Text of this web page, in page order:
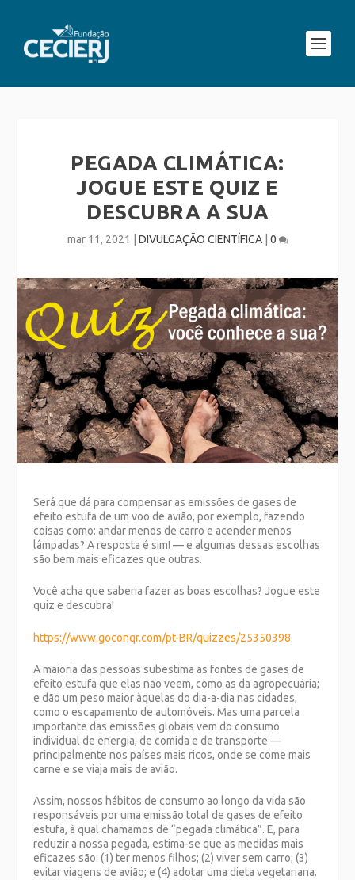
PEGADA CLIMÁTICA:
JOGUE ESTE QUIZ E
DESCUBRA A SUA
mar 11, 2021 DIVULGAÇÃO CIENTÍFICA| 0
Será que dá para compensar as emissões de gases de
efeito estufa de um voo de avião, por exemplo, fazendo
coisas como: andar menos de carro e acender menos
lâmpadas? A resposta é sim! — e algumas dessas escolhas
são bem mais eficazes que outras.
Você acha que saberia fazer as boas escolhas? Jogue este
quiz e descubra!
https://www.goconqr.com/pt-BR/quizzes/25350398
A maioria das pessoas subestima as fontes de gases de
efeito estufa que elas não veem, como as da agropecuária;
e dão um peso maior àquelas do dia-a-dia nas cidades,
como o escapamento de automóveis. Mas uma parcela
importante das emissões globais vem do consumo
individual de energia, de comida e de transporte —
principalmente nos países mais ricos, onde se come mais
carne e se viaja mais de avião.
Assim, nossos hábitos de consumo ao longo da vida são
responsáveis por uma emissão total de gases de efeito
estufa, à qual chamamos de “pegada climática”. E, para
reduzir a nossa pegada, estima-se que as medidas mais
eficazes são: (1) ter menos filhos; (2) viver sem carro; (3)
evitar viagens de avião; e (4) adotar uma dieta vegetariana.